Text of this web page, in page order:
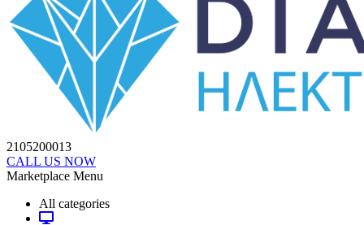
2105200013
CALL US NOW
Marketplace Menu
All categories